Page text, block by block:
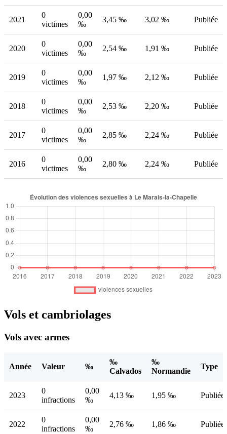
2021
0
victimes
0,00
‰
3,45 ‰ 3,02 ‰ Publiée
2020
0
victimes
0,00
‰
2,54 ‰ 1,91 ‰ Publiée
2019
0
victimes
0,00
‰
1,97 ‰ 2,12 ‰ Publiée
2018
0
victimes
0,00
‰
2,53 ‰ 2,20 ‰ Publiée
2017
0
victimes
0,00
‰
2,85 ‰ 2,24 ‰ Publiée
2016
0
victimes
0,00
‰
2,80 ‰ 2,24 ‰ Publiée
Vols et cambriolages
Vols avec armes
Année Valeur ‰
‰
Calvados
‰
Normandie
Type
2023
0
infractions
0,00
‰
4,13 ‰ 1,95 ‰ Publiée
2022
0
infractions
0,00
‰
2,76 ‰ 1,86 ‰ Publiée